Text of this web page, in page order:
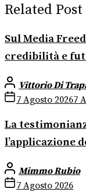
Related Post
Sul Media
credibilità e
Vittorio Di
7 Agosto 20267
La
l’applicazione
Mimmo Rubio
7 Agosto 2026